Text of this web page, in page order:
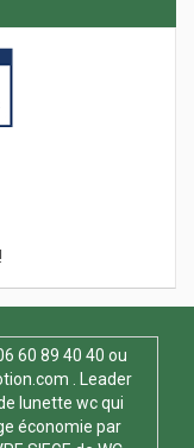
60 89 40 40 ou
. Leader
lunette wc qui
économie par